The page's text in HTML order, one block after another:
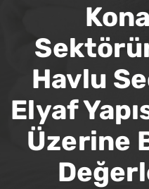
Havlu
Elyaf
Üzerine